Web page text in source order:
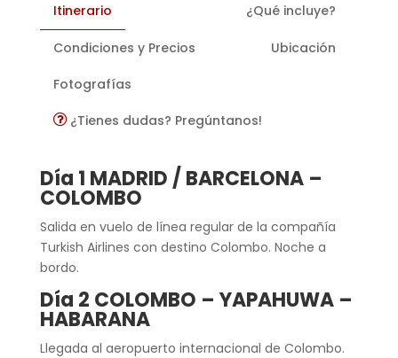
Itinerario ¿Qué incluye?
Condiciones y Precios Ubicación
Fotografías
¿Tienes dudas? Pregúntanos!
Día 1 MADRID / BARCELONA –
COLOMBO
Salida en vuelo de línea regular de la compañía
Turkish Airlines con destino Colombo. Noche a
bordo.
Día 2 COLOMBO – YAPAHUWA –
HABARANA
Llegada al aeropuerto internacional de Colombo.